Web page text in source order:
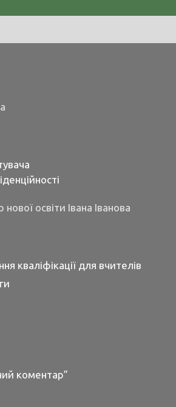
освіти Івана Іванова
кваліфікації для вчителів
коментар”